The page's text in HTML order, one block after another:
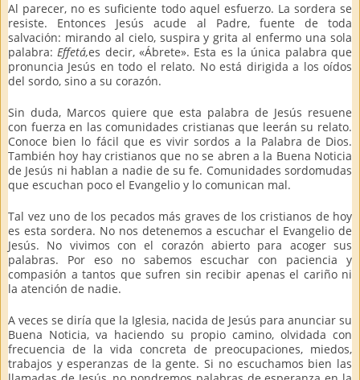
Al parecer, no es suficiente todo aquel esfuerzo. La sordera se
resiste. Entonces Jesús acude al Padre, fuente de toda
salvación: mirando al cielo, suspira y grita al enfermo una sola
palabra:Effetá,es decir, «Ábrete». Esta es la única palabra que
pronuncia Jesús en todo el relato. No está dirigida a los oídos
del sordo, sino a su corazón.
Sin duda, Marcos quiere que esta palabra de Jesús resuene
con fuerza en las comunidades cristianas que leerán su relato.
Conoce bien lo fácil que es vivir sordos a la Palabra de Dios.
También hoy hay cristianos que no se abren a la Buena Noticia
de Jesús ni hablan a nadie de su fe. Comunidades sordomudas
que escuchan poco el Evangelio y lo comunican mal.
Tal vez uno de los pecados más graves de los cristianos de hoy
es esta sordera. No nos detenemos a escuchar el Evangelio de
Jesús. No vivimos con el corazón abierto para acoger sus
palabras. Por eso no sabemos escuchar con paciencia y
compasión a tantos que sufren sin recibir apenas el cariño ni
la atención de nadie.
A veces se diría que la Iglesia, nacida de Jesús para anunciar su
Buena Noticia, va haciendo su propio camino, olvidada con
frecuencia de la vida concreta de preocupaciones, miedos,
trabajos y esperanzas de la gente. Si no escuchamos bien las